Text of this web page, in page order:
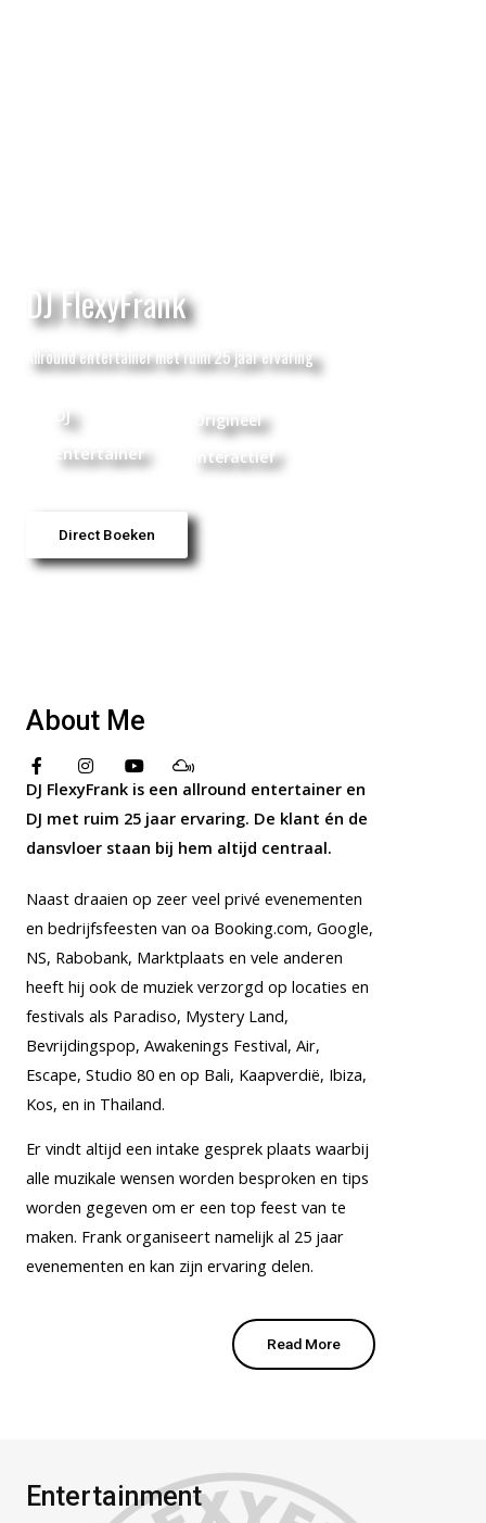
DJ FlexyFrank
Allround entertainer met ruim 25 jaar ervaring
DJ
Entertainer
Origineel
Interactief
Direct Boeken
About Me
DJ FlexyFrank is een allround entertainer en
DJ met ruim 25 jaar ervaring. De klant én de
dansvloer staan bij hem altijd centraal.
Naast draaien op zeer veel privé evenementen
en bedrijfsfeesten van oa Booking.com, Google,
NS, Rabobank, Marktplaats en vele anderen
heeft hij ook de muziek verzorgd op locaties en
festivals als Paradiso, Mystery Land,
Bevrijdingspop, Awakenings Festival, Air,
Escape, Studio 80 en op Bali, Kaapverdië, Ibiza,
Kos, en in Thailand.
Er vindt altijd een intake gesprek plaats waarbij
alle muzikale wensen worden besproken en tips
worden gegeven om er een top feest van te
maken. Frank organiseert namelijk al 25 jaar
evenementen en kan zijn ervaring delen.
Read More
Entertainment